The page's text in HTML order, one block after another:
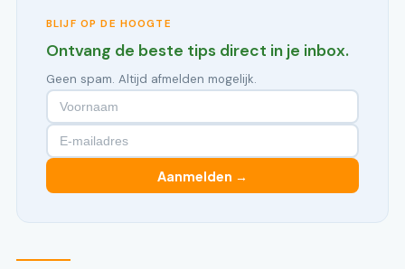
BLIJF OP DE HOOGTE
Ontvang de beste tips direct in je inbox.
Geen spam. Altijd afmelden mogelijk.
Aanmelden →